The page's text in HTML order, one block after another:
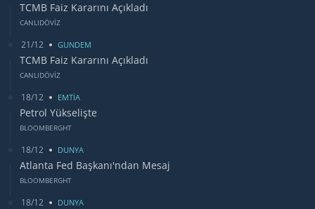
TCMB Faiz Kararını Açıkladı
CANLIDÖVİZ
21/12 GUNDEM
TCMB Faiz Kararını Açıkladı
CANLIDÖVİZ
18/12 EMTİA
Petrol Yükselişte
BLOOMBERGHT
18/12 DUNYA
Atlanta Fed Başkanı'ndan Mesaj
BLOOMBERGHT
18/12 DUNYA